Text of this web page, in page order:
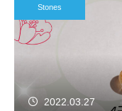
Stones
2022.03.27